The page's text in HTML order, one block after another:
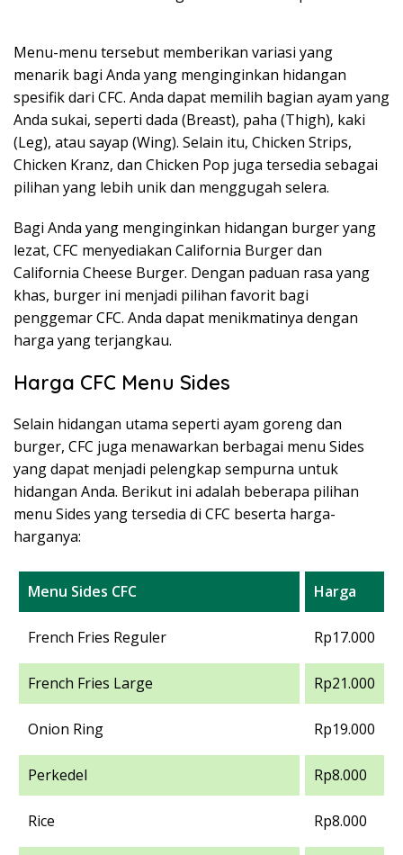
Menu-menu tersebut memberikan variasi yang
menarik bagi Anda yang menginginkan hidangan
spesifik dari CFC. Anda dapat memilih bagian ayam yang
Anda sukai, seperti dada (Breast), paha (Thigh), kaki
(Leg), atau sayap (Wing). Selain itu, Chicken Strips,
Chicken Kranz, dan Chicken Pop juga tersedia sebagai
pilihan yang lebih unik dan menggugah selera.
Bagi Anda yang menginginkan hidangan burger yang
lezat, CFC menyediakan California Burger dan
California Cheese Burger. Dengan paduan rasa yang
khas, burger ini menjadi pilihan favorit bagi
penggemar CFC. Anda dapat menikmatinya dengan
harga yang terjangkau.
Harga CFC Menu Sides
Selain hidangan utama seperti ayam goreng dan
burger, CFC juga menawarkan berbagai menu Sides
yang dapat menjadi pelengkap sempurna untuk
hidangan Anda. Berikut ini adalah beberapa pilihan
menu Sides yang tersedia di CFC beserta harga-
harganya:
Menu Sides CFC Harga
French Fries Reguler Rp17.000
French Fries Large Rp21.000
Onion Ring Rp19.000
Perkedel Rp8.000
Rice Rp8.000